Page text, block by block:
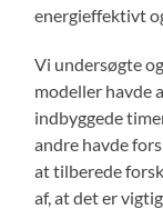
energieffektivt
Vi undersøgte
modeller havde
indbyggede
andre havde
at tilberede
af, at det er